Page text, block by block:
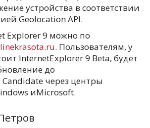
устройства в соответствии
Geolocation API.
Explorer 9 можно по
. Пользователям, у
InternetExplorer 9 Beta, будет
до
Candidate через центры
иMicrosoft.